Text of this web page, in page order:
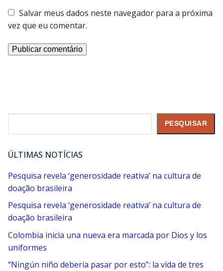
Salvar meus dados neste navegador para a próxima
vez que eu comentar.
PESQUISAR
ÚLTIMAS NOTÍCIAS
Pesquisa revela ‘generosidade reativa’ na cultura de
doação brasileira
Pesquisa revela ‘generosidade reativa’ na cultura de
doação brasileira
Colombia inicia una nueva era marcada por Dios y los
uniformes
“Ningún niño debería pasar por esto”: la vida de tres